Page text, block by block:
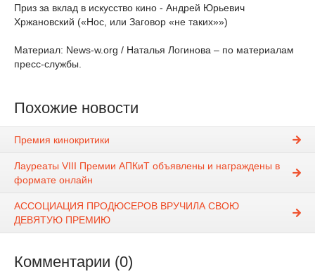
Приз за вклад в искусство кино - Андрей Юрьевич
Хржановский («Нос, или Заговор «не таких»»)
Материал: News-w.org / Наталья Логинова – по материалам
пресс-службы.
Похожие новости
Премия кинокритики
Лауреаты VIII Премии АПКиТ объявлены и награждены в
формате онлайн
АССОЦИАЦИЯ ПРОДЮСЕРОВ ВРУЧИЛА СВОЮ
ДЕВЯТУЮ ПРЕМИЮ
Комментарии (0)